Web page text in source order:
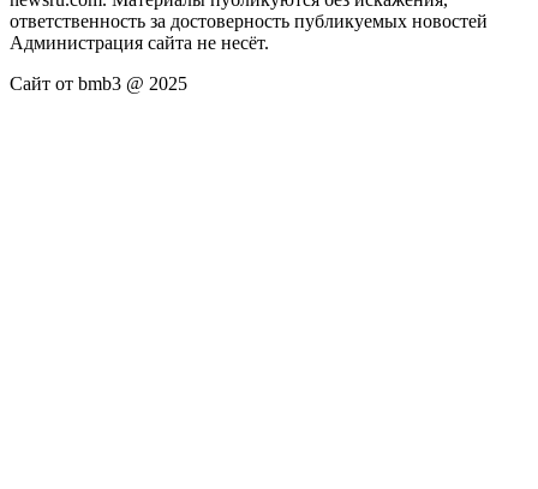
ответственность за достоверность публикуемых новостей
Администрация сайта не несёт.
Сайт от bmb3 @ 2025